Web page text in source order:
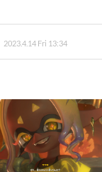
2023.4.14 Fri 13:34